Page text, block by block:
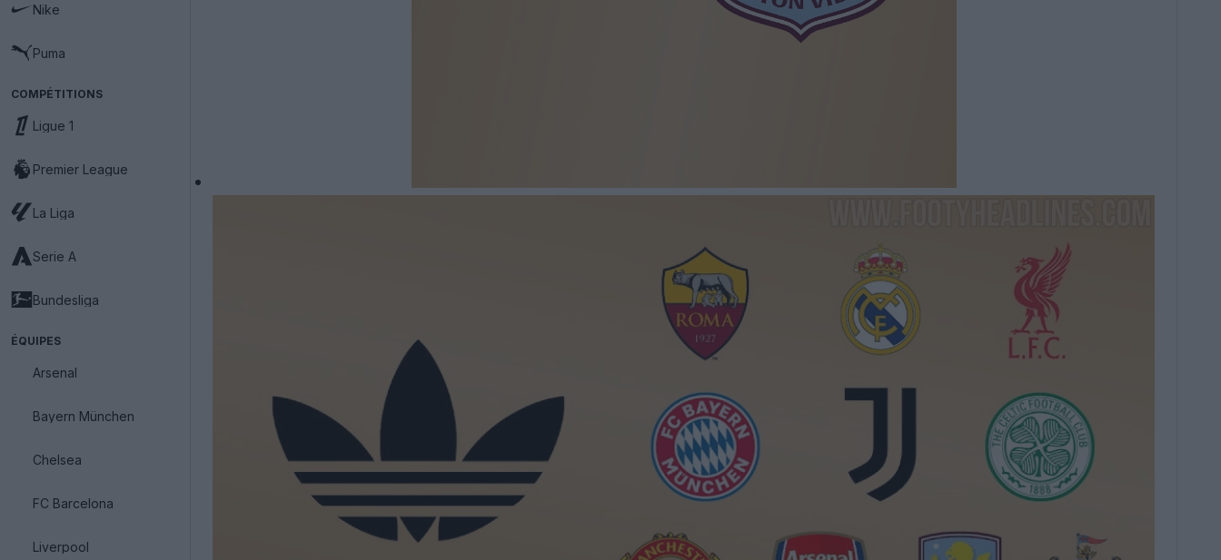
Nike
Puma
COMPÉTITIONS
Ligue 1
Premier League
La Liga
Serie A
Bundesliga
ÉQUIPES
Arsenal
Bayern München
Chelsea
FC Barcelona
Liverpool